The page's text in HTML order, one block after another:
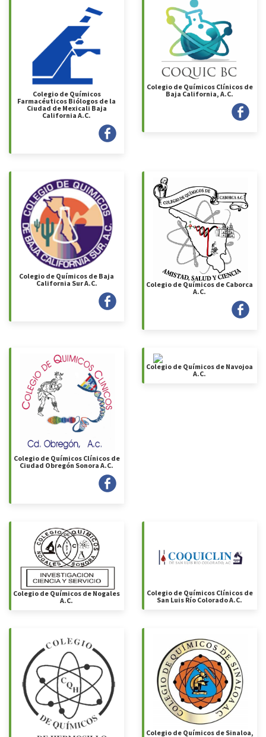
Colegio de Químicos
Farmacéuticos Biólogos de la
Ciudad de Mexicali Baja
California A.C.
Colegio de Químicos Clínicos de
Baja California, A.C.
Colegio de Químicos de Baja
California Sur A.C.
Colegio de Químicos de Caborca
A.C.
Colegio de Químicos Clínicos de
Ciudad Obregón Sonora A.C.
Colegio de Químicos de Navojoa
A.C.
Colegio de Químicos de Nogales
A.C.
Colegio de Químicos Clínicos de
San Luis Río Colorado A.C.
Colegio de Químicos de Sinaloa,